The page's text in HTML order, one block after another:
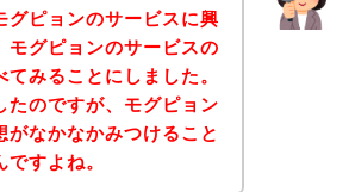
グピョンのサービスに興
モグピョンのサービスの
みることにしました。
たのですが、モグピョン
がなかなかみつけること
すよね。